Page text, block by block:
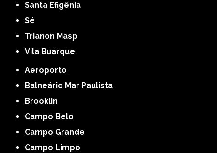
Santa Efigênia
Sé
Trianon Masp
Vila Buarque
Aeroporto
Balneário Mar Paulista
Brooklin
Campo Belo
Campo Grande
Campo Limpo